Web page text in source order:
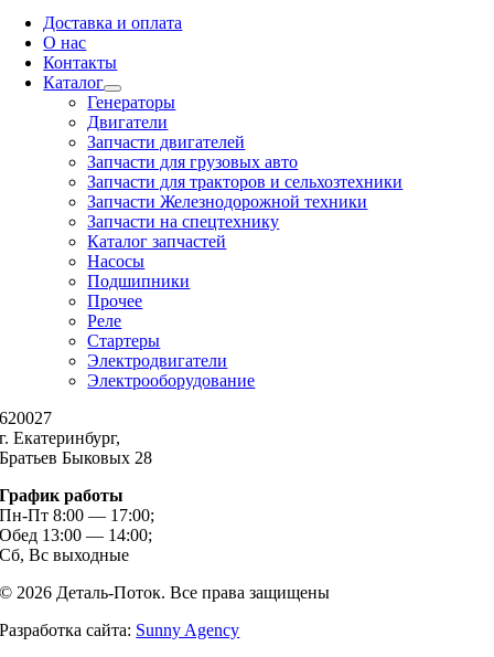
Доставка и оплата
О нас
Контакты
Каталог
Генераторы
Двигатели
Запчасти двигателей
Запчасти для грузовых авто
Запчасти для тракторов и сельхозтехники
Запчасти Железнодорожной техники
Запчасти на спецтехнику
Каталог запчастей
Насосы
Подшипники
Прочее
Реле
Стартеры
Электродвигатели
Электрооборудование
620027
г. Екатеринбург,
Братьев Быковых 28
График работы
Пн-Пт 8:00 — 17:00;
Обед 13:00 — 14:00;
Сб, Вс выходные
© 2026 Деталь-Поток. Все права защищены
Разработка сайта: Sunny Agency